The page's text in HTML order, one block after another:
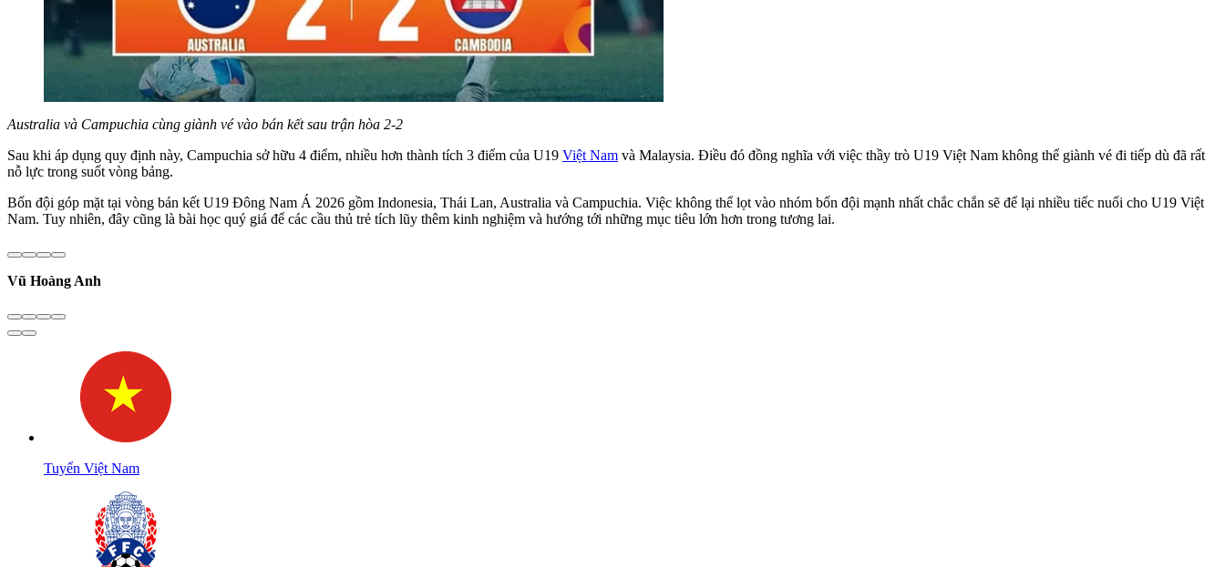
Australia và Campuchia cùng giành vé vào bán kết sau trận hòa 2-2
Sau khi áp dụng quy định này, Campuchia sở hữu 4 điểm, nhiều hơn thành tích 3 điểm của U19 Việt Nam và Malaysia. Điều đó đồng nghĩa với việc thầy trò U19 Việt Nam không thể giành vé đi tiếp dù đã rất
nỗ lực trong suốt vòng bảng.
Bốn đội góp mặt tại vòng bán kết U19 Đông Nam Á 2026 gồm Indonesia, Thái Lan, Australia và Campuchia. Việc không thể lọt vào nhóm bốn đội mạnh nhất chắc chắn sẽ để lại nhiều tiếc nuối cho U19 Việt
Nam. Tuy nhiên, đây cũng là bài học quý giá để các cầu thủ trẻ tích lũy thêm kinh nghiệm và hướng tới những mục tiêu lớn hơn trong tương lai.
Vũ Hoàng Anh
Tuyển Việt Nam